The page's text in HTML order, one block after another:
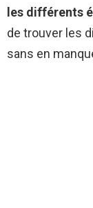
les différents
de trouver les
sans en